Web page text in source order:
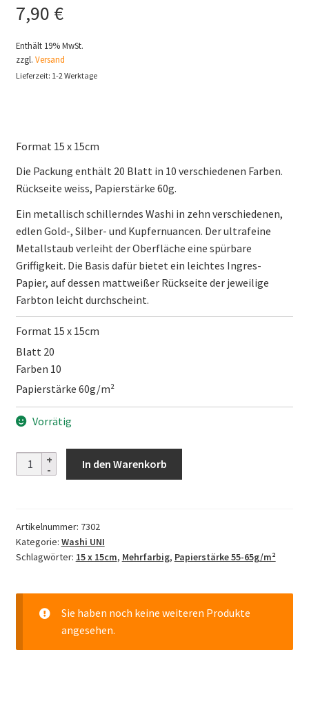
7,90 €
Enthält 19% MwSt.
zzgl. Versand
Lieferzeit: 1-2 Werktage
Format 15 x 15cm
Die Packung enthält 20 Blatt in 10 verschiedenen Farben.
Rückseite weiss, Papierstärke 60g.
Ein metallisch schillerndes Washi in zehn verschiedenen,
edlen Gold-, Silber- und Kupfernuancen. Der ultrafeine
Metallstaub verleiht der Oberfläche eine spürbare
Griffigkeit. Die Basis dafür bietet ein leichtes Ingres-
Papier, auf dessen mattweißer Rückseite der jeweilige
Farbton leicht durchscheint.
Format 15 x 15cm
Blatt 20
Farben 10
Papierstärke 60g/m²
Vorrätig
Tamamushi
Washi
In den Warenkorb
Artikelnummer: 7302
Kategorie: Washi UNI
Schlagwörter: 15 x 15cm, Mehrfarbig, Papierstärke 55-65g/m²
Sie haben noch keine weiteren Produkte
angesehen.